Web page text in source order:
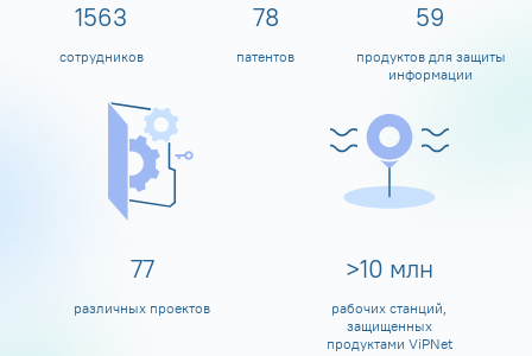
1600
сотрудников
80
патентов
60
продуктов для защиты
информации
80
различных проектов
>10 млн
рабочих станций,
защищенных
продуктами ViPNet